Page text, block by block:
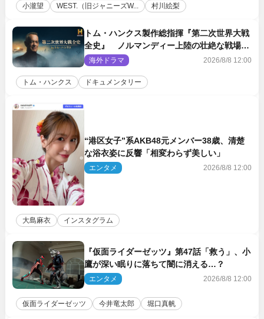
小瀧望 WEST.（旧ジャニーズW... 村川絵梨
トム・ハンクス製作総指揮『第二次世界大戦
全史』 ノルマンディー上陸の壮絶な戦場を
収めた特別映像解禁
海外ドラマ 2026/8/8 12:00
トム・ハンクス ドキュメンタリー
“港区女子”系AKB48元メンバー38歳、清楚
な浴衣姿に反響「相変わらず美しい」
エンタメ 2026/8/8 12:00
大島麻衣 インスタグラム
『仮面ライダーゼッツ』第47話「救う」、小
鷹が深い眠りに落ちて闇に消える…？
エンタメ 2026/8/8 12:00
仮面ライダーゼッツ 今井竜太郎 堀口真帆